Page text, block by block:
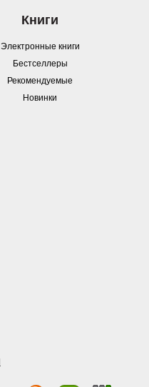
Книги
Электронные книги
Бестселлеры
Рекомендуемые
Новинки